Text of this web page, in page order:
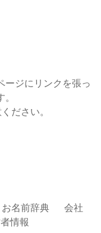
ージにリンクを張っ
ださい。
お名前辞典
会社
情報